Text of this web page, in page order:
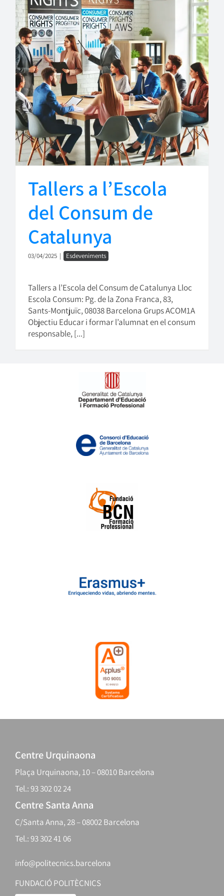
Tallers a l’Escola
del Consum de
Catalunya
03/04/2025 | Esdeveniments
Tallers a l’Escola del Consum de Catalunya Lloc
Escola Consum: Pg. de la Zona Franca, 83,
Sants-Montjuïc, 08038 Barcelona Grups ACOM1A
Objectiu Educar i formar l’alumnat en el consum
responsable, [...]
Centre Urquinaona
Plaça Urquinaona, 10 – 08010 Barcelona
Tel.: 93 302 02 24
Centre Santa Anna
C/Santa Anna, 28 – 08002 Barcelona
Tel.: 93 302 41 06
info@politecnics.barcelona
FUNDACIÓ POLITÈCNICS